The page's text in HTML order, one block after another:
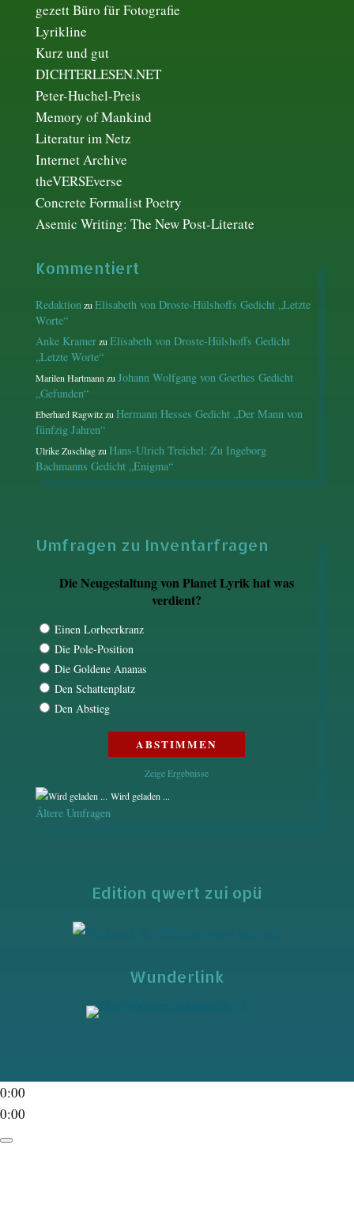
gezett Büro für Fotografie
Lyrikline
Kurz und gut
DICHTERLESEN.NET
Peter-Huchel-Preis
Memory of Mankind
Literatur im Netz
Internet Archive
theVERSEverse
Concrete Formalist Poetry
Asemic Writing: The New Post-Literate
Kommentiert
Redaktion zu Elisabeth von Droste-Hülshoffs Gedicht „Letzte
Worte“
Anke Kramerzu Elisabeth von Droste-Hülshoffs Gedicht
„Letzte Worte“
Marilen Hartmann zu Johann Wolfgang von Goethes Gedicht
„Gefunden“
Eberhard Ragwitzzu Hermann Hesses Gedicht „Der Mann von
fünfzig Jahren“
Ulrike Zuschlagzu Hans-Ulrich Treichel: Zu Ingeborg
Bachmanns Gedicht „Enigma“
Umfragen zu Inventarfragen
Die Neugestaltung von Planet Lyrik hat was
verdient?
Einen Lorbeerkranz
Die Pole-Position
Die Goldene Ananas
Den Schattenplatz
Den Abstieg
Zeige Ergebnisse
Wird geladen ...
Ältere Umfragen
Edition qwert zui opü
Wunderlink
0:00
0:00